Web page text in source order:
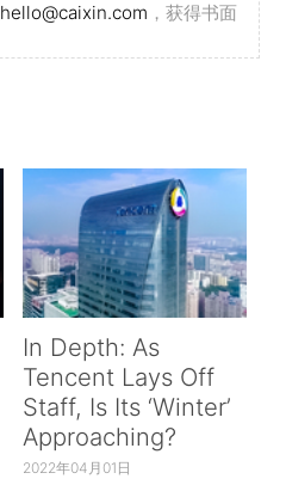
hello@caixin.com ，获得书面
In Depth: As
Tencent Lays Off
Staff, Is Its ‘Winter’
Approaching?
2022年04月01日